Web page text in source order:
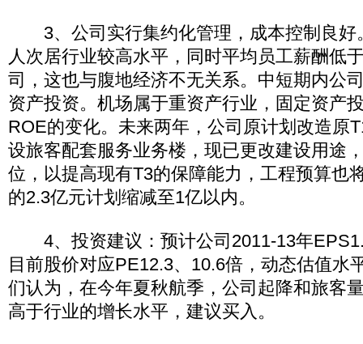
3、公司实行集约化管理，成本控制良好
人次居行业较高水平，同时平均员工薪酬低
司，这也与腹地经济不无关系。中短期内公
资产投资。机场属于重资产行业，固定资产
ROE的变化。未来两年，公司原计划改造原
设旅客配套服务业务楼，现已更改建设用途
位，以提高现有T3的保障能力，工程预算也
的2.3亿元计划缩减至1亿以内。
4、投资建议：预计公司2011-13年
目前股价对应PE12.3、10.6倍，动态估值水
们认为，在今年夏秋航季，公司起降和旅客
高于行业的增长水平，建议买入。